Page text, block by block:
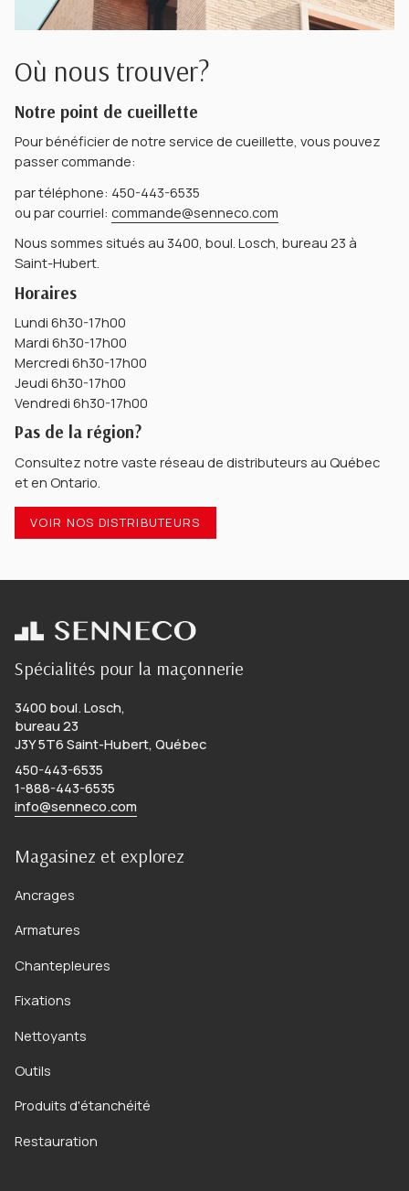
Où nous trouver?
Notre point de cueillette
Pour bénéficier de notre service de cueillette, vous pouvez
passer commande:
par téléphone: 450-443-6535
ou par courriel: commande@senneco.com
Nous sommes situés au 3400, boul. Losch, bureau 23 à
Saint-Hubert.
Horaires
Lundi 6h30-17h00
Mardi 6h30-17h00
Mercredi 6h30-17h00
Jeudi 6h30-17h00
Vendredi 6h30-17h00
Pas de la région?
Consultez notre vaste réseau de distributeurs au Québec
et en Ontario.
VOIR NOS DISTRIBUTEURS
Spécialités pour la maçonnerie
3400 boul. Losch,
bureau 23
J3Y 5T6 Saint-Hubert, Québec
450-443-6535
1-888-443-6535
info@senneco.com
Magasinez et explorez
Ancrages
Armatures
Chantepleures
Fixations
Nettoyants
Outils
Produits d'étanchéité
Restauration